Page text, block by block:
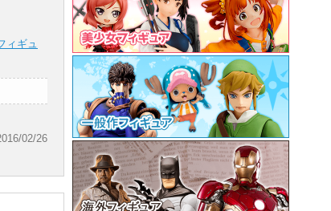
ィギュ
02/26